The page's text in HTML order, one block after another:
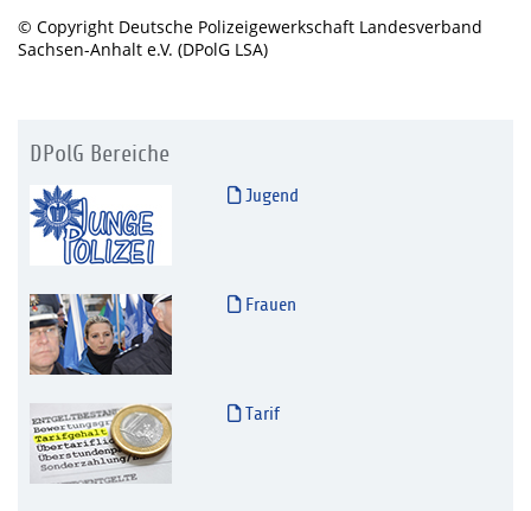
© Copyright Deutsche Polizeigewerkschaft Landesverband
Sachsen-Anhalt e.V. (DPolG LSA)
DPolG Bereiche
Jugend
Frauen
Tarif